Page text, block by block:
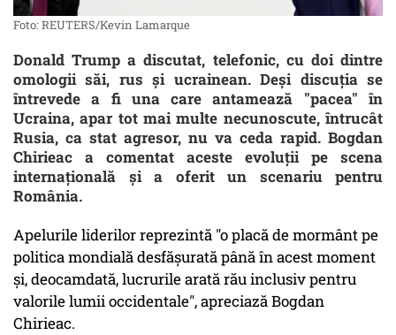
Foto: REUTERS/Kevin Lamarque
Donald Trump a discutat, telefonic, cu doi dintre
omologii săi, rus și ucrainean. Deși discuția se
întrevede a fi una care antamează "pacea" în
Ucraina, apar tot mai multe necunoscute, întrucât
Rusia, ca stat agresor, nu va ceda rapid. Bogdan
Chirieac a comentat aceste evoluții pe scena
internațională și a oferit un scenariu pentru
România.
Apelurile liderilor reprezintă "o placă de mormânt pe
politica mondială desfășurată până în acest moment
și, deocamdată, lucrurile arată rău inclusiv pentru
valorile lumii occidentale", apreciază Bogdan
Chirieac.